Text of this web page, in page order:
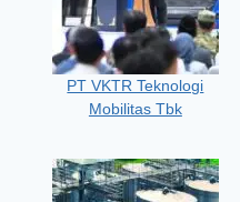
PT VKTR Teknologi
Mobilitas Tbk